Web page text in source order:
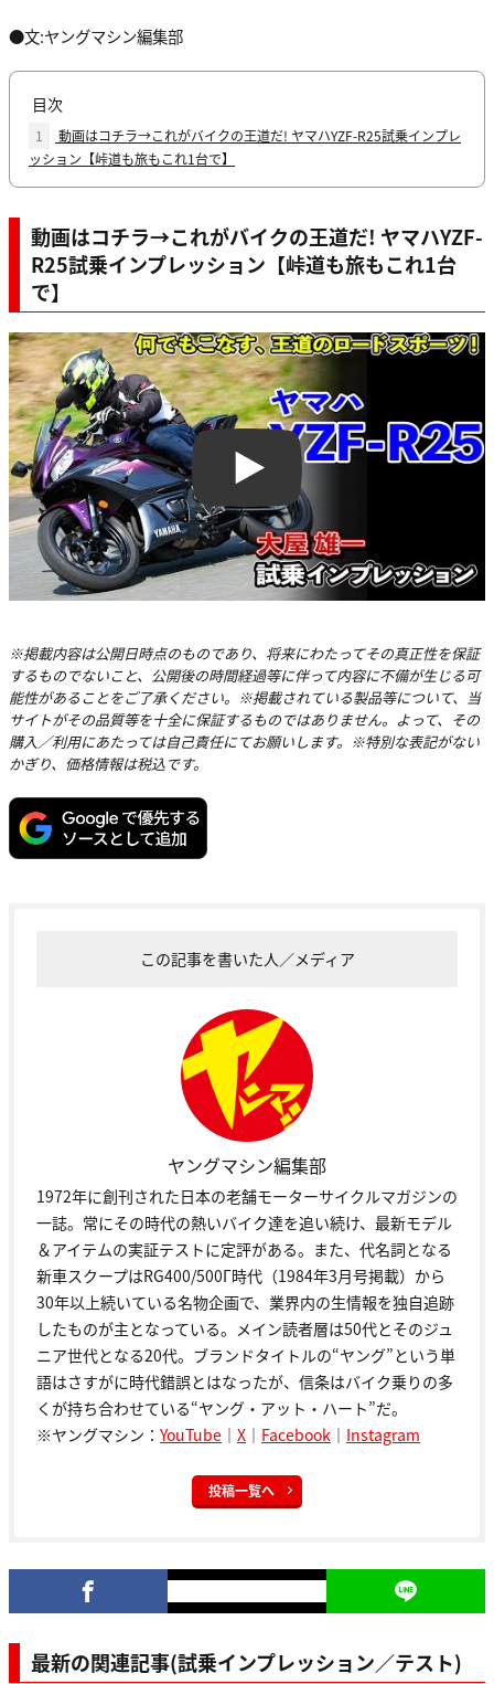
●文:ヤングマシン編集部
目次
1
動画はコチラ→これがバイクの王道だ! ヤマハYZF-R25試乗インプレ
ッション【峠道も旅もこれ1台で】
動画はコチラ→これがバイクの王道だ! ヤマハYZF-
R25試乗インプレッション【峠道も旅もこれ1台
で】
Play
※掲載内容は公開日時点のものであり、将来にわたってその真正性を保証
するものでないこと、公開後の時間経過等に伴って内容に不備が生じる可
能性があることをご了承ください。※掲載されている製品等について、当
サイトがその品質等を十全に保証するものではありません。よって、その
購入／利用にあたっては自己責任にてお願いします。※特別な表記がない
かぎり、価格情報は税込です。
この記事を書いた人／メディア
ヤングマシン編集部
1972年に創刊された日本の老舗モーターサイクルマガジンの
一誌。常にその時代の熱いバイク達を追い続け、最新モデル
＆アイテムの実証テストに定評がある。また、代名詞となる
新車スクープはRG400/500Γ時代（1984年3月号掲載）から
30年以上続いている名物企画で、業界内の生情報を独自追跡
したものが主となっている。メイン読者層は50代とそのジュ
ニア世代となる20代。ブランドタイトルの“ヤング”という単
語はさすがに時代錯誤とはなったが、信条はバイク乗りの多
くが持ち合わせている“ヤング・アット・ハート”だ。
※ヤングマシン： YouTube ｜ X ｜ Facebook ｜ Instagram
投稿一覧へ
最新の関連記事(試乗インプレッション／テスト)